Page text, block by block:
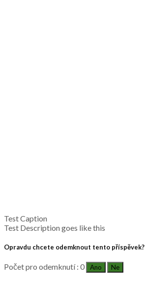
Test Caption
Test Description goes like this
Opravdu chcete odemknout tento příspěvek?
Počet pro odemknutí : 0 Ano Ne